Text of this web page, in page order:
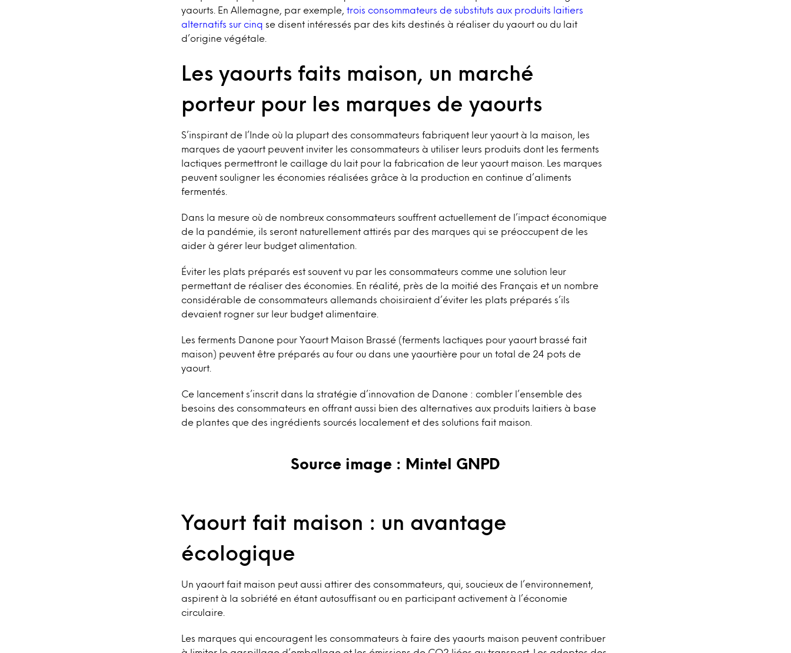
yaourts. En Allemagne, par exemple,
trois consommateurs de substituts aux produits laitiers
alternatifs sur cinq se disent intéressés par des kits destinés à réaliser du yaourt ou du lait
d’origine végétale.
Les yaourts faits maison, un marché
porteur pour les marques de yaourts
S’inspirant de l’Inde où la plupart des consommateurs fabriquent leur yaourt à la maison, les
marques de yaourt peuvent inviter les consommateurs à utiliser leurs produits dont les ferments
lactiques permettront le caillage du lait pour la fabrication de leur yaourt maison. Les marques
peuvent souligner les économies réalisées grâce à la production en continue d’aliments
fermentés.
Dans la mesure où de nombreux consommateurs souffrent actuellement de l’impact économique
de la pandémie, ils seront naturellement attirés par des marques qui se préoccupent de les
aider à gérer leur budget alimentation.
Éviter les plats préparés est souvent vu par les consommateurs comme une solution leur
permettant de réaliser des économies. En réalité, près de la moitié des Français et un nombre
considérable de consommateurs allemands choisiraient d’éviter les plats préparés s’ils
devaient rogner sur leur budget alimentaire.
Les ferments Danone pour Yaourt Maison Brassé (ferments lactiques pour yaourt brassé fait
maison) peuvent être préparés au four ou dans une yaourtière pour un total de 24 pots de
yaourt.
Ce lancement s’inscrit dans la stratégie d’innovation de Danone : combler l’ensemble des
besoins des consommateurs en offrant aussi bien des alternatives aux produits laitiers à base
de plantes que des ingrédients sourcés localement et des solutions fait maison.
Source image : Mintel GNPD
Yaourt fait maison : un avantage
écologique
Un yaourt fait maison peut aussi attirer des consommateurs, qui, soucieux de l’environnement,
aspirent à la sobriété en étant autosuffisant ou en participant activement à l’économie
circulaire.
Les marques qui encouragent les consommateurs à faire des yaourts maison peuvent contribuer